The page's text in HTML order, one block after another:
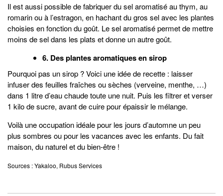
Il est aussi possible de fabriquer du sel aromatisé au thym, au
romarin ou à l’estragon, en hachant du gros sel avec les plantes
choisies en fonction du goût. Le sel aromatisé permet de mettre
moins de sel dans les plats et donne un autre goût.
6. Des plantes aromatiques en sirop
Pourquoi pas un sirop ? Voici une idée de recette : laisser
infuser des feuilles fraîches ou sèches (verveine, menthe, …)
dans 1 litre d’eau chaude toute une nuit. Puis les filtrer et verser
1 kilo de sucre, avant de cuire pour épaissir le mélange.
Voilà une occupation idéale pour les jours d’automne un peu
plus sombres ou pour les vacances avec les enfants. Du fait
maison, du naturel et du bien-être !
Sources : Yakaloo, Rubus Services